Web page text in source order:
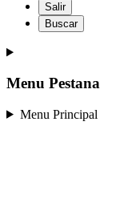
Salir
Buscar
Menu Pestana
Menu Principal